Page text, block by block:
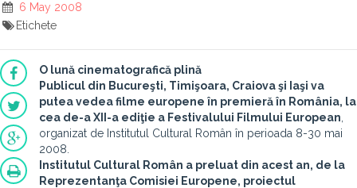
6 May 2008
Etichete
O lună cinematografică plină
Publicul din Bucureşti, Timişoara, Craiova şi Iaşi va
putea vedea filme europene în premieră în România, la
cea de-a XII-a ediţie a Festivalului Filmului European
organizat de Institutul Cultural Român în perioada 8-30 mai
2008.
Institutul Cultural Român a preluat din acest an, de la
Reprezentanţa Comisiei Europene, proiectul